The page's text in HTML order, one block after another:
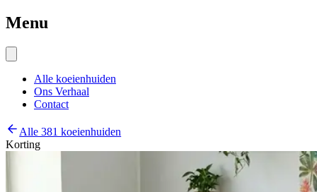
Menu
Alle koeienhuiden
Ons Verhaal
Contact
Alle 381 koeienhuiden
Korting